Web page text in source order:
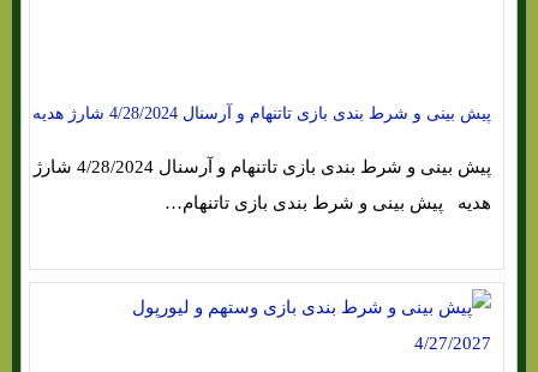
پیش بینی و شرط بندی بازی تاتنهام و آرسنال 4/28/2024 شارژ هدیه
پیش بینی و شرط بندی بازی تاتنهام و آرسنال 4/28/2024 شارژ
هدیه پیش بینی و شرط بندی بازی تاتنهام…